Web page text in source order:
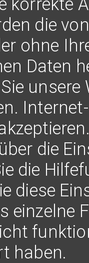
korrekte
die
ohne
Daten
die
die
diese
einzelne
haben.